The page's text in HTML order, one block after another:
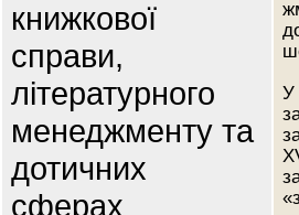
книжкової
справи,
літературного
менеджменту та
дотичних
сферах
У